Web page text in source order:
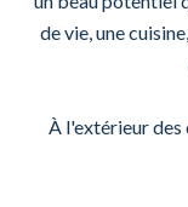
de vie, une
À l'extérieur des